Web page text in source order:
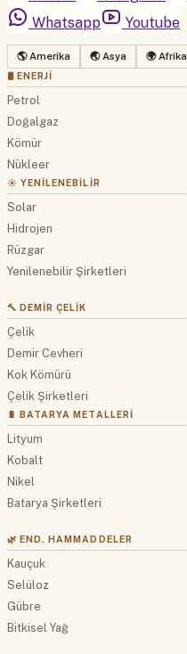
Whatsapp
Youtube
🌎 Amerika 🌏 Asya 🌍 Afrika
🛢 ENERJI
Petrol
Doğalgaz
Kömür
Nükleer
☀️ YENILENEBILIR
Solar
Hidrojen
Rüzgar
Yenilenebilir Şirketleri
🔨 DEMIR ÇELIK
Çelik
Demir Cevheri
Kok Kömürü
Çelik Şirketleri
🔋 BATARYA METALLERI
Lityum
Kobalt
Nikel
Batarya Şirketleri
🌿 END. HAMMADDELER
Kauçuk
Selüloz
Gübre
Bitkisel Yağ